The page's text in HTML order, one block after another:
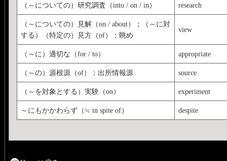
（～についての）研究調査（into / on / in） research
（～についての）見解（on / about）；（～に対
する）（特定の）見方（of）；眺め
view
（～に）適切な（for / to） appropriate
（～の）源根源（of）；出所情報源 source
（～を対象とする）実験（on） experiment
～にもかかわらず（≒ in spite of） despite